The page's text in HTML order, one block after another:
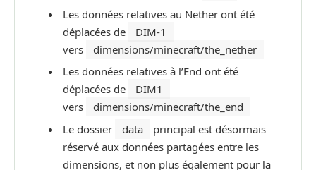
Les données relatives au Nether ont été
déplacées de
DIM-1
vers
dimensions/minecraft/the_nether
Les données relatives à l’End ont été
déplacées de
DIM1
vers
dimensions/minecraft/the_end
Le dossier
data
principal est désormais
réservé aux données partagées entre les
dimensions, et non plus également pour la